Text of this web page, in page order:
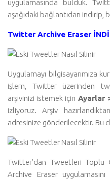
uygulamasında bulduk.
aşağıdaki bağlantıdan indirip,
Twitter Archive Eraser
Uygulamayı bilgisayarımıza
işlem, Twitter üzerinden
arşivinizi istemek için Ayarlar
izliyoruz. Arşiv
adresinize gönderilecektir. Bu
Twitter’dan Tweetleri Toplu
Archive Eraser uygulamasını